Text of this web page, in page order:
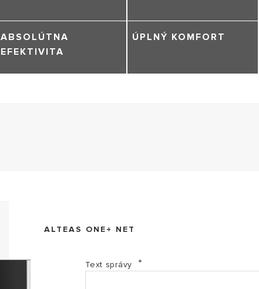
ABSOLÚTNA
EFEKTIVITA
ÚPLNÝ KOMFORT
ALTEAS ONE+ NET
Text správy